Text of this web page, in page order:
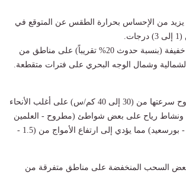
يزيد من الإحساس بحرارة الطقس عن المتوقع في
فرص ضعيفة لأمطار خفيفة (بنسبة حدوث 20% تقريباً) على مناطق من
وشمال الوجه البحري على فترات متقطعة.
نشاط رياح أحياناً تتراوح سرعتها من (30 إلى 40 كم/س) على أغلب الأنحاء
ونشاط رياح على بعض شواطئ (مطروح - العلمين
- الإسكندرية - بلطيم - بورسعيد) مما يؤدي إلى ارتفاع الأمواج من (1.5 -
السحب المنخفضة على مناطق متفرقة من